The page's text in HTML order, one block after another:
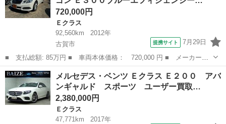
720,000円
Ｅクラス
92,560km
2012年
古賀市
提携サイト 7月29日
■ 支払総額: 85万円 ■ 車両本体価格： 720,000 円 ■ メーカー
名： メルセデス・ベンツ ■ 車種名： Ｅクラスステーションワゴ
ン ■ グレード名： Ｅ３００ブルーエフィシェンシーワゴン アバ
ンギャルド Ｅ３...
福岡 古賀市 Ｅクラス
メルセデス・ベンツ Ｅクラス Ｅ２００ アバ
ンギャルド スポーツ ユーザー買取…
2,380,000円
Ｅクラス
47,771km
2017年